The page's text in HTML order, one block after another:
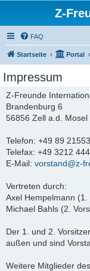
Z-
FAQ
Startseite Portal
Impressum
Z-Freunde
Brandenburg 6
56856 Zell a.d. Mosel
Telefon: +49 89
Telefax: +49 3212
E-Mail: vorstand@z-
Vertreten durch:
Axel Hempelmann (1.
Michael Bahls (2.
Der 1. und 2.
außen und sind
Weitere Mitglieder